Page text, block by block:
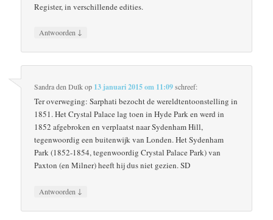
Register, in verschillende edities.
Antwoorden ↓
Sandra den Dulkop 13 januari 2015 om 11:09schreef:
Ter overweging: Sarphati bezocht de wereldtentoonstelling in
1851. Het Crystal Palace lag toen in Hyde Park en werd in
1852 afgebroken en verplaatst naar Sydenham Hill,
tegenwoordig een buitenwijk van Londen. Het Sydenham
Park (1852-1854, tegenwoordig Crystal Palace Park) van
Paxton (en Milner) heeft hij dus niet gezien. SD
Antwoorden ↓